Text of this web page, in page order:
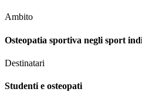
Ambito
Osteopatia sportiva negli sport
Destinatari
Studenti e osteopati